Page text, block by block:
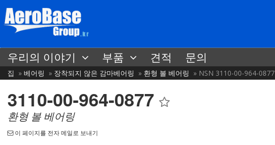
우리의 이야기 부품 견적 문의
집 베어링 장착되지 않은 감마베어링 환형 볼 베어링 NSN 3110-00-964-0877
3110-00-964-0877
환형 볼 베어링
이 페이지를 전자 메일로 보내기